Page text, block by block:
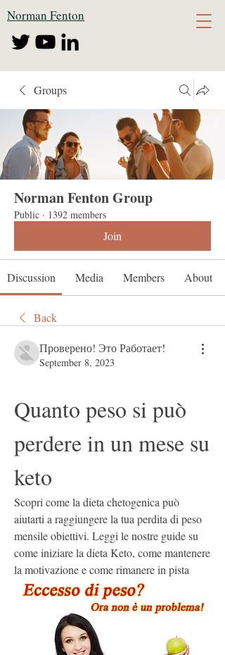
Norman Fenton
Groups
Norman Fenton Group
Public · 1392 members
Join
Discussion Media Members About
Back
Проверено! Это Работает!
September 8, 2023
Quanto peso si può
perdere in un mese su
keto
Scopri come la dieta chetogenica può
aiutarti a raggiungere la tua perdita di peso
mensile obiettivi. Leggi le nostre guide su
come iniziare la dieta Keto, come mantenere
la motivazione e come rimanere in pista